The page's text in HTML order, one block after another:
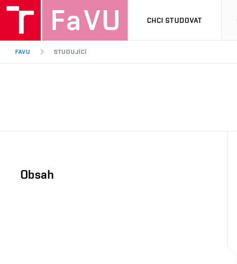
CHCI STUDOVAT
FAVU STUDUJÍCÍ
Obsah